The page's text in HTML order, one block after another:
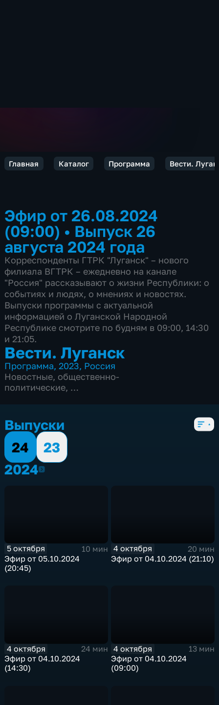
Главная Каталог Программа Вести.
Эфир от 26.08.2024
(09:00) • Выпуск 26
августа 2024 года
Корреспонденты ГТРК "Луганск" – нового
филиала ВГТРК – ежедневно на канале
"Россия" рассказывают о жизни Республики: о
событиях и людях, о мнениях и новостях.
Выпуски программы с актуальной
информацией о Луганской Народной
Республике смотрите по будням в 09:00, 14:30
и 21:05.
Вести. Луганск
Программа,2023, Россия
Новостные, общественно-
политические,
Выпуски
24
23
20242024
5 октября
10 мин
Эфир от 05.10.2024
(20:45)
4 октября
20 мин
Эфир от 04.10.2024 (21:10)
4 октября
24 мин
Эфир от 04.10.2024
(14:30)
4 октября
13 мин
Эфир от 04.10.2024
(09:00)